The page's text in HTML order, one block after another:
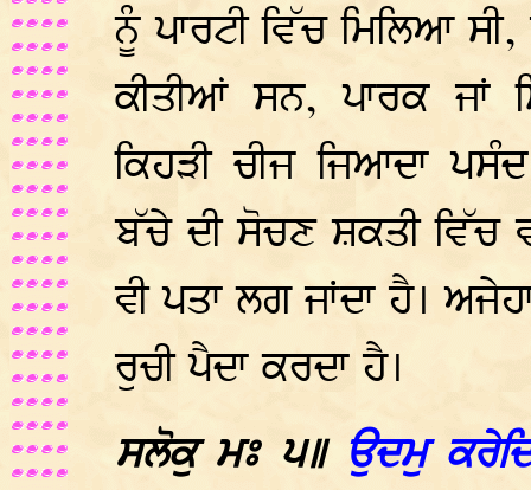
ਨੂੰ ਪਾਰਟੀ ਵਿੱਚ ਮਿਲਿਆ
ਕੀਤੀਆਂ ਸਨ, ਪਾਰਕ ਜਾਂ
ਕਿਹੜੀ ਚੀਜ ਜਿਆਦਾ
ਬੱਚੇ ਦੀ ਸੋਚਣ ਸ਼ਕਤੀ ਵਿੱਚ
ਵੀ ਪਤਾ ਲਗ ਜਾਂਦਾ ਹੈ।
ਰੁਚੀ ਪੈਦਾ ਕਰਦਾ ਹੈ।
ਸਲੋਕੁ ਮਃ ੫॥ ਉਦਮੁ